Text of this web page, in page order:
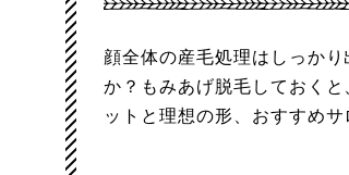
顔全体の産毛処理はしっか
か？もみあげ脱毛しておく
ットと理想の形、おすすめ